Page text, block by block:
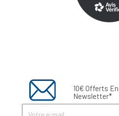
10€ Offerts
Newsletter*